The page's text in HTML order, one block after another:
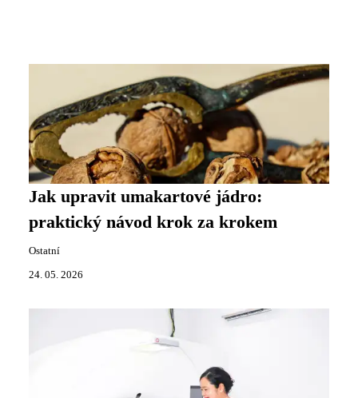
Jak upravit umakartové jádro:
praktický návod krok za krokem
Ostatní
24. 05. 2026